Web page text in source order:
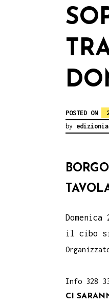
POSTED ON
by
il cibo
Org
Info 328
CI